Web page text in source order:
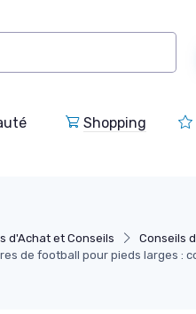
Shopping
d'Achat et Conseils
Conseils
de football pour pieds larges :